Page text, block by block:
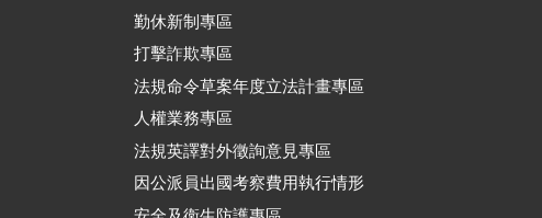
勤休新制專區
打擊詐欺專區
法規命令草案年度立法計畫專區
人權業務專區
法規英譯對外徵詢意見專區
因公派員出國考察費用執行情形